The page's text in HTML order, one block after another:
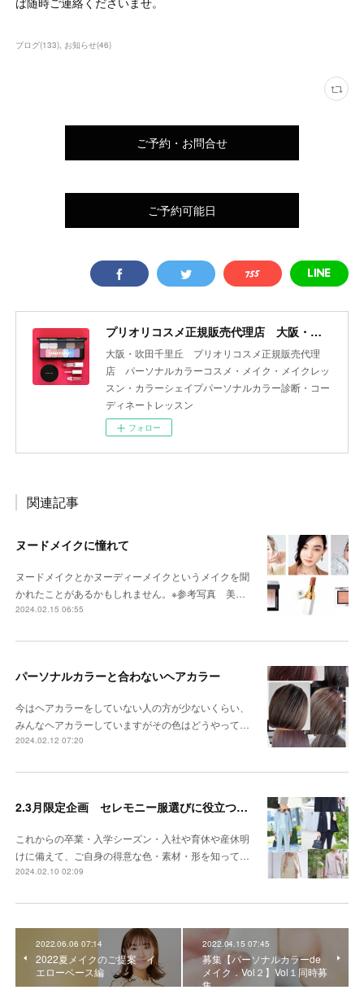
ブログ(133) お知らせ(46)
ご予約・お問合せ
ご予約可能日
プリオリコスメ正規販売代理店 大阪・吹田 yourcolor+
大阪・吹田千里丘 プリオリコスメ正規販売代理
店 パーソナルカラーコスメ・メイク・メイクレッ
スン・カラーシェイプパーソナルカラー診断・コー
ディネートレッスン
フォロー
関連記事
ヌードメイクに憧れて
ヌードメイクとかヌーディーメイクというメイクを聞
かれたことがあるかもしれません。※参考写真 美…
2024.02.15 06:55
パーソナルカラーと合わないヘアカラー
今はヘアカラーをしていない人の方が少ないくらい、
みんなヘアカラーしていますがその色はどうやって…
2024.02.12 07:20
2.3月限定企画 セレモニー服選びに役立つパーソナルカラー
これからの卒業・入学シーズン・入社や育休や産休明
けに備えて、ご自身の得意な色・素材・形を知って…
2024.02.10 02:09
2022.06.06 07:14
2022夏メイクのご提案 イ
エローベース編
2022.04.15 07:45
募集【パーソナルカラーde
メイク．Vol２】Vol１同時募
集